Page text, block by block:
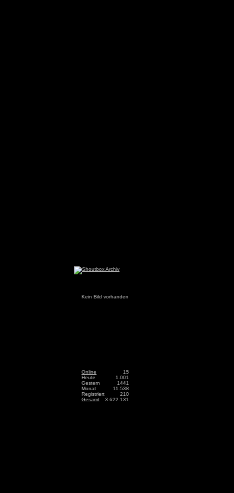
Kein Bild vorhanden
15
Online
1.001
Heute
1441
Gestern
11.538
Monat
210
Registriert
3.622.131
Gesamt